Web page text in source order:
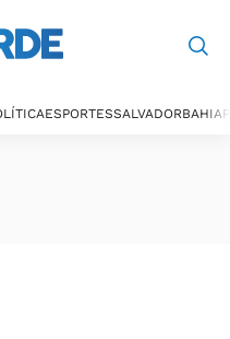
ESPORTESSALVADORBAHIA